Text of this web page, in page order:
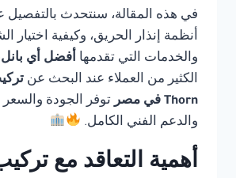
في هذه المقالة، سنتحدث بالتفصيل
أنظمة إنذار الحريق، وكيفية اختيار
والخدمات التي تقدمها أفضل أي بانل
الكثير من العملاء عند البحث عن
Thorn في مصر
توفر الجودة
والدعم الفني الكامل.
أهمية التعاقد مع